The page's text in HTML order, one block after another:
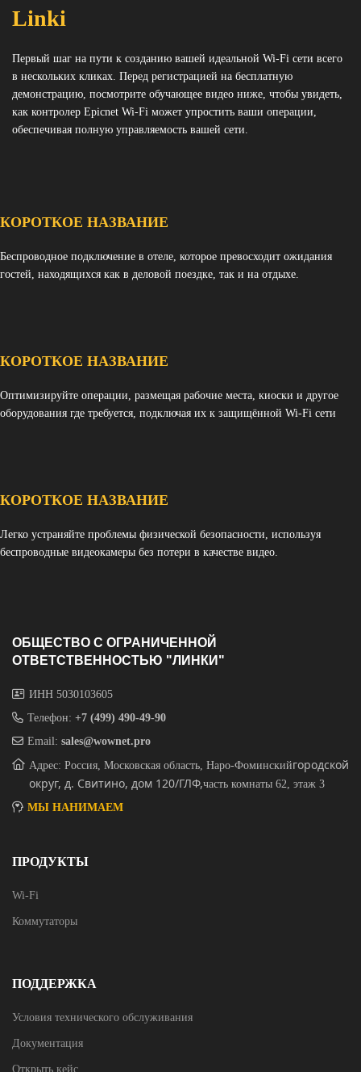
Linki
Первый шаг на пути к созданию вашей идеальной Wi-Fi сети всего
в нескольких кликах. Перед регистрацией на бесплатную
демонстрацию, посмотрите обучающее видео ниже, чтобы увидеть,
как контролер Epicnet Wi-Fi может упростить ваши операции,
обеспечивая полную управляемость вашей сети.
КОРОТКОЕ НАЗВАНИЕ
Беспроводное подключение в отеле, которое превосходит ожидания
гостей, находящихся как в деловой поездке, так и на отдыхе.
КОРОТКОЕ НАЗВАНИЕ
Оптимизируйте операции, размещая рабочие места, киоски и другое
оборудования где требуется, подключая их к защищённой Wi-Fi сети
КОРОТКОЕ НАЗВАНИЕ
Легко устраняйте проблемы физической безопасности, используя
беспроводные видеокамеры без потери в качестве видео.
ОБЩЕСТВО С ОГРАНИЧЕННОЙ
ОТВЕТСТВЕННОСТЬЮ "ЛИНКИ"
ИНН 5030103605
Телефон: +7 (499) 490-49-90
Email: sales@wownet.pro
Адрес: Россия, Московская область, Наро-Фоминскийгородской
округ, д. Свитино, дом 120/ГЛФ,часть комнаты 62, этаж 3
МЫ НАНИМАЕМ
ПРОДУКТЫ
Wi-Fi
Коммутаторы
ПОДДЕРЖКА
Условия технического обслуживания
Документация
Открыть кейс